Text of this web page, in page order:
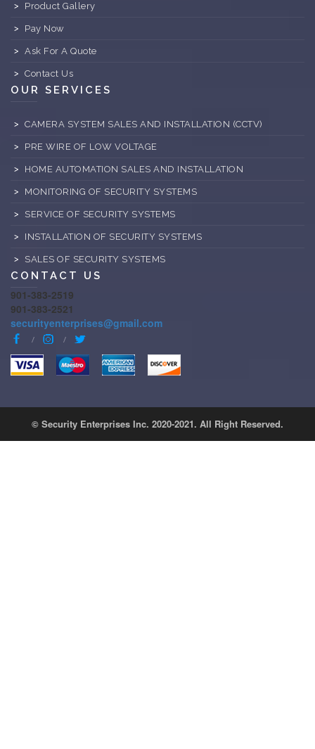
Product Gallery
Pay Now
Ask For A Quote
Contact Us
OUR SERVICES
CAMERA SYSTEM SALES AND INSTALLATION (CCTV)
PRE WIRE OF LOW VOLTAGE
HOME AUTOMATION SALES AND INSTALLATION
MONITORING OF SECURITY SYSTEMS
SERVICE OF SECURITY SYSTEMS
INSTALLATION OF SECURITY SYSTEMS
SALES OF SECURITY SYSTEMS
CONTACT US
901-383-2519
901-383-2521
securityenterprises@gmail.com
© Security Enterprises Inc. 2020-2021. All Right Reserved.